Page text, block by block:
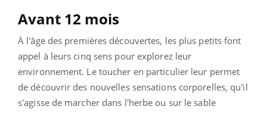
Avant 12 mois
À l'âge des premières découvertes, les plus petits font
appel à leurs cinq sens pour explorez leur
environnement. Le toucher en particulier leur permet
de découvrir des nouvelles sensations corporelles, qu'il
s'agisse de marcher dans l'herbe ou sur le sable